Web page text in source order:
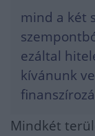
mind a két
ezáltal
kívánunk
Mindkét